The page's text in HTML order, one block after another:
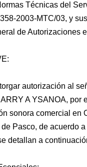
Técnicas del
2003-MTC/03, y
de Autorizaciones
autorización al
A YSANOA, por
sonora comercial en
Pasco, de acuerdo
detallan a